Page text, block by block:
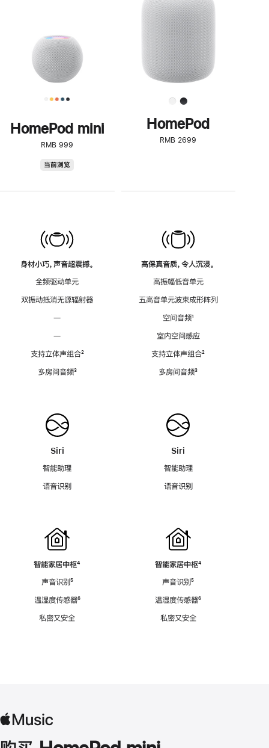
HomePod mini
RMB 999
当前浏览
身材小巧，声音超震撼。
全频驱动单元
双振动抵消无源辐射器
—
—
支持立体声组合脚
²
多房间音频脚
³
Siri
智能助理
语音识别
智能家居中枢脚
⁴
声音识别脚
⁵
温湿度传感器脚
⁶
私密又安全
了
解
HomePod<
HomePod
RMB 2699
高保真音质，令人沉浸。
高振幅低音单元
五高音单元波束成形阵列
空间音频脚
¹
室内空间感应
支持立体声组合脚
²
多房间音频脚
³
Siri
智能助理
语音识别
智能家居中枢脚
⁴
声音识别脚
⁵
温湿度传感器脚
⁶
私密又安全